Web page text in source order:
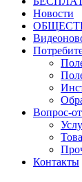
Новости
Вопрос-
Контакты